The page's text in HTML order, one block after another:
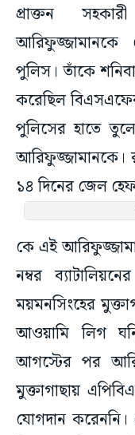
প্রাক্তন
আরিফুজ্জামানকে
পুলিস। তাঁকে
করেছিল
পুলিসের হাতে
আরিফুজ্জামানকে।
১৪ দিনের জেল
কে এই
নম্বর
ময়মনসিংহের
আওয়ামি লিগ
আগস্টের পর
মুক্তাগাছায়
যোগদান